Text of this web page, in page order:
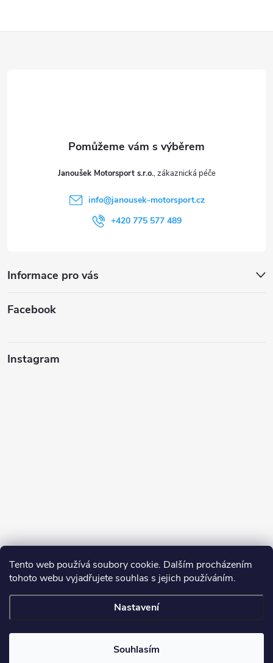
Tento web používá soubory cookie. Dalším procházením
tohoto webu vyjadřujete souhlas s jejich používáním.
Nastavení
Souhlasím
Janoušek Motorsport s.r.o.
info@janousek-motorsport.cz
+420 775 577 489
Informace pro vás
Facebook
Instagram
Sledovat na Instagramu
práva vyhrazena.Upravit nastavení cookies